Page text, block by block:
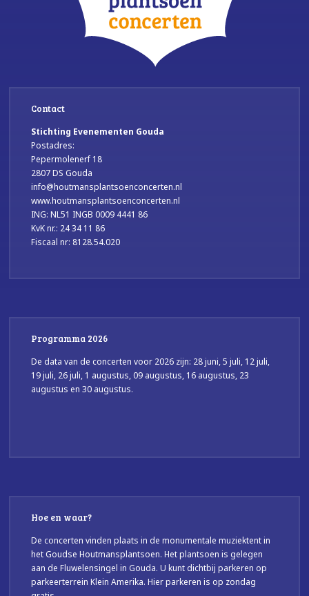
Contact
Stichting Evenementen Gouda
Postadres:
Pepermolenerf 18
2807 DS Gouda
info@houtmansplantsoenconcerten.nl
www.houtmansplantsoenconcerten.nl
ING: NL51 INGB 0009 4441 86
KvK nr.: 24 34 11 86
Fiscaal nr: 8128.54.020
Programma 2026
De data van de concerten voor 2026 zijn: 28 juni, 5 juli, 12 juli,
19 juli, 26 juli, 1 augustus, 09 augustus, 16 augustus, 23
augustus en 30 augustus.
Hoe en waar?
De concerten vinden plaats in de monumentale muziektent in
het Goudse Houtmansplantsoen. Het plantsoen is gelegen
aan de Fluwelensingel in Gouda. U kunt dichtbij parkeren op
parkeerterrein Klein Amerika. Hier parkeren is op zondag